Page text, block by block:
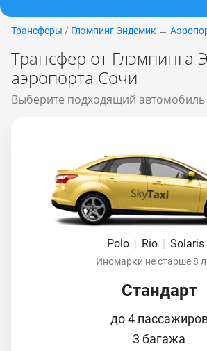
Трансферы / Глэмпинг Эндемик →
Трансфер от Глэмпинга
аэропорта Сочи
Выберите подходящий автомобиль
Polo | Rio | Solaris
Иномарки не старше 8
Стандарт
до 4
3 багажа